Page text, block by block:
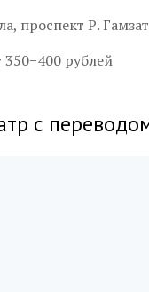
проспект Р.
рублей
с